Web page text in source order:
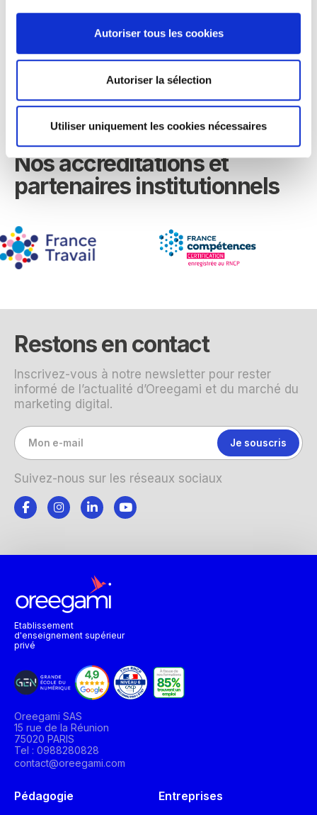
Autoriser tous les cookies
Autoriser la sélection
Utiliser uniquement les cookies nécessaires
– Échanger directement avec l’équipe
Nos accréditations et
partenaires institutionnels
Restons en contact
Inscrivez-vous à notre newsletter pour rester
informé de l’actualité d’Oreegami et du marché du
marketing digital.
Suivez-nous sur les réseaux sociaux
Etablissement
d'enseignement supérieur
privé
Oreegami SAS
15 rue de la Réunion
75020 PARIS
Tel : 0988280828
contact@oreegami.com
Pédagogie
Entreprises